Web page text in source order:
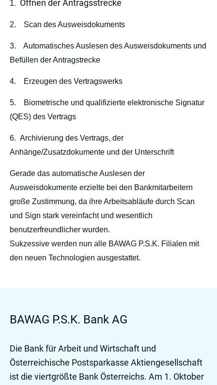
1. Öffnen der Antragsstrecke
2. Scan des Ausweisdokuments
3. Automatisches Auslesen des Ausweisdokuments und
Befüllen der Antragstrecke
4. Erzeugen des Vertragswerks
5.
Biometrische und qualifizierte elektronische Signatur
(QES) des Vertrags
6. Archivierung des Vertrags, der
Anhänge/Zusatzdokumente und der Unterschrift
Gerade das automatische Auslesen der
Ausweisdokumente erzielte bei den Bankmitarbeitern
große Zustimmung, da ihre Arbeitsabläufe durch Scan
und Sign stark vereinfacht und wesentlich
benutzerfreundlicher wurden.
Sukzessive werden nun alle BAWAG P.S.K. Filialen mit
den neuen Technologien ausgestattet.
BAWAG P.S.K. Bank AG
Die Bank für Arbeit und Wirtschaft und
Österreichische Postsparkasse Aktiengesellschaft
ist die viertgrößte Bank Österreichs. Am 1. Oktober